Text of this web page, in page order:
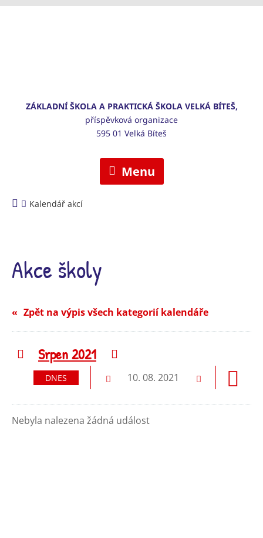
ZÁKLADNÍ ŠKOLA A PRAKTICKÁ ŠKOLA VELKÁ BÍTEŠ,
příspěvková organizace
595 01 Velká Bíteš
Menu
Kalendář akcí
Akce školy
Zpět na výpis všech kategorií kalendáře
Předchozí
Srpen 2021
DNES Předchozí
10. 08. 2021
Nebyla nalezena žádná událost